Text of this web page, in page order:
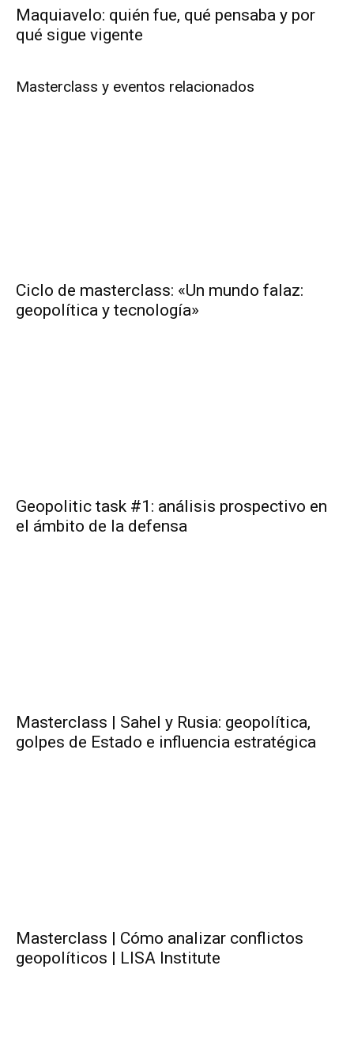
Maquiavelo: quién fue, qué pensaba y por
qué sigue vigente
Masterclass y eventos relacionados
Ciclo de masterclass: «Un mundo falaz:
geopolítica y tecnología»
Geopolitic task #1: análisis prospectivo en
el ámbito de la defensa
Masterclass | Sahel y Rusia: geopolítica,
golpes de Estado e influencia estratégica
Masterclass | Cómo analizar conflictos
geopolíticos | LISA Institute